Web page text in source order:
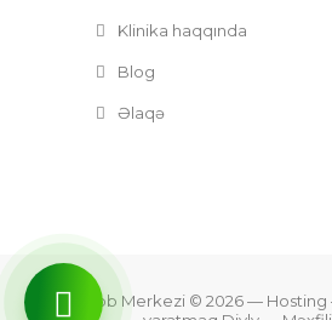
Klinika haqqında
Blog
Əlaqə
Zefer Tibb Merkezi © 2026—